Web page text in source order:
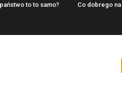
to to samo? Co dobrego